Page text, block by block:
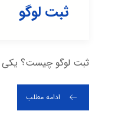
ثبت لوگو
ثبت لوگو چیست؟ یکی
ادامه مطلب